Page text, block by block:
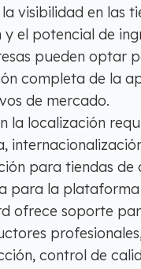
visibilidad en las
y el potencial de
pueden optar
completa de la
de mercado.
la localización
para tiendas de
para la plataforma
ofrece soporte
control de